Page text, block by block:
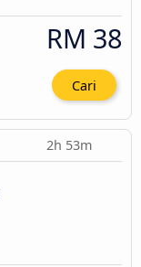
RM 38
Cari
2h 53m